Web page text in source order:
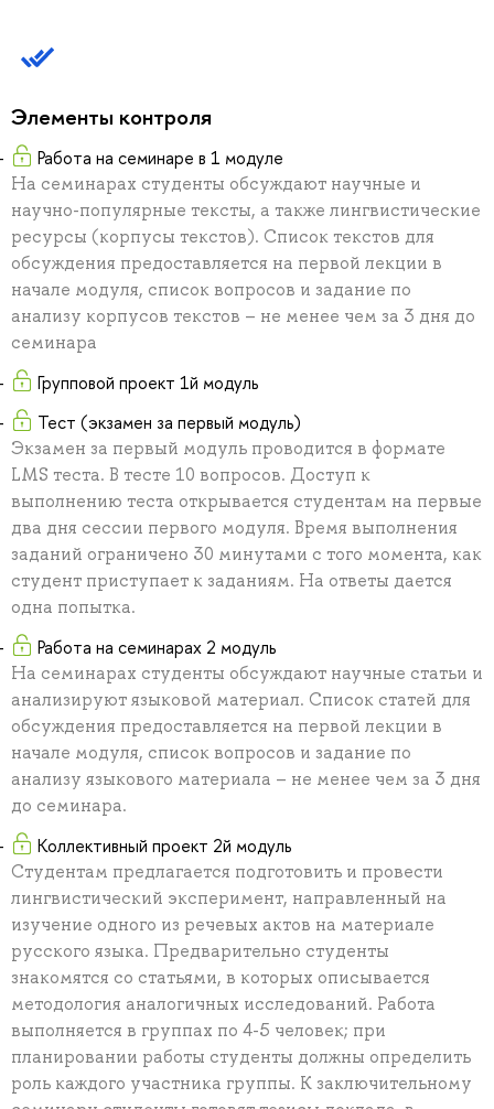
Элементы контроля
Работа на семинаре в 1 модуле
На семинарах студенты обсуждают научные и
научно-популярные тексты, а также лингвистические
ресурсы (корпусы текстов). Список текстов для
обсуждения предоставляется на первой лекции в
начале модуля, список вопросов и задание по
анализу корпусов текстов – не менее чем за 3 дня до
семинара
Групповой проект 1й модуль
Тест (экзамен за первый модуль)
Экзамен за первый модуль проводится в формате
LMS теста. В тесте 10 вопросов. Доступ к
выполнению теста открывается студентам на первые
два дня сессии первого модуля. Время выполнения
заданий ограничено 30 минутами с того момента, как
студент приступает к заданиям. На ответы дается
одна попытка.
Работа на семинарах 2 модуль
На семинарах студенты обсуждают научные статьи и
анализируют языковой материал. Список статей для
обсуждения предоставляется на первой лекции в
начале модуля, список вопросов и задание по
анализу языкового материала – не менее чем за 3 дня
до семинара.
Коллективный проект 2й модуль
Студентам предлагается подготовить и провести
лингвистический эксперимент, направленный на
изучение одного из речевых актов на материале
русского языка. Предварительно студенты
знакомятся со статьями, в которых описывается
методология аналогичных исследований. Работа
выполняется в группах по 4-5 человек; при
планировании работы студенты должны определить
роль каждого участника группы. К заключительному